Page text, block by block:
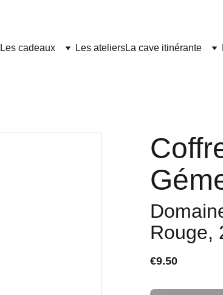
Les cadeaux Les ateliersLa cave itinérante
Rouge,
€9.50